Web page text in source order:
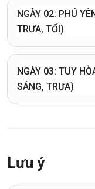
NGÀY 02: PHÚ YÊN VẺ ĐẸP TỰ NHIÊN (ĂN
TRƯA, TỐI)
NGÀY 03: TUY HÒA- NHẤT TỰ SƠN – ĐỒI CÁT (ĂN
SÁNG, TRƯA)
Lưu ý